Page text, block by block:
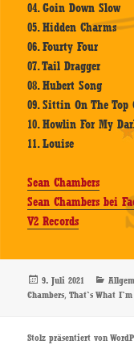
04. Goin Down Slow
05. Hidden Charms
06. Fourty Four
07. Tail Dragger
08. Hubert Song
09. Sittin On The Top
10. Howlin For My
11. Louise
Sean Chambers
Sean Chambers bei
V2 Records
Veröffentlicht
am
9. Juli 2021
Chambers,That`s What
Stolz präsentiert von